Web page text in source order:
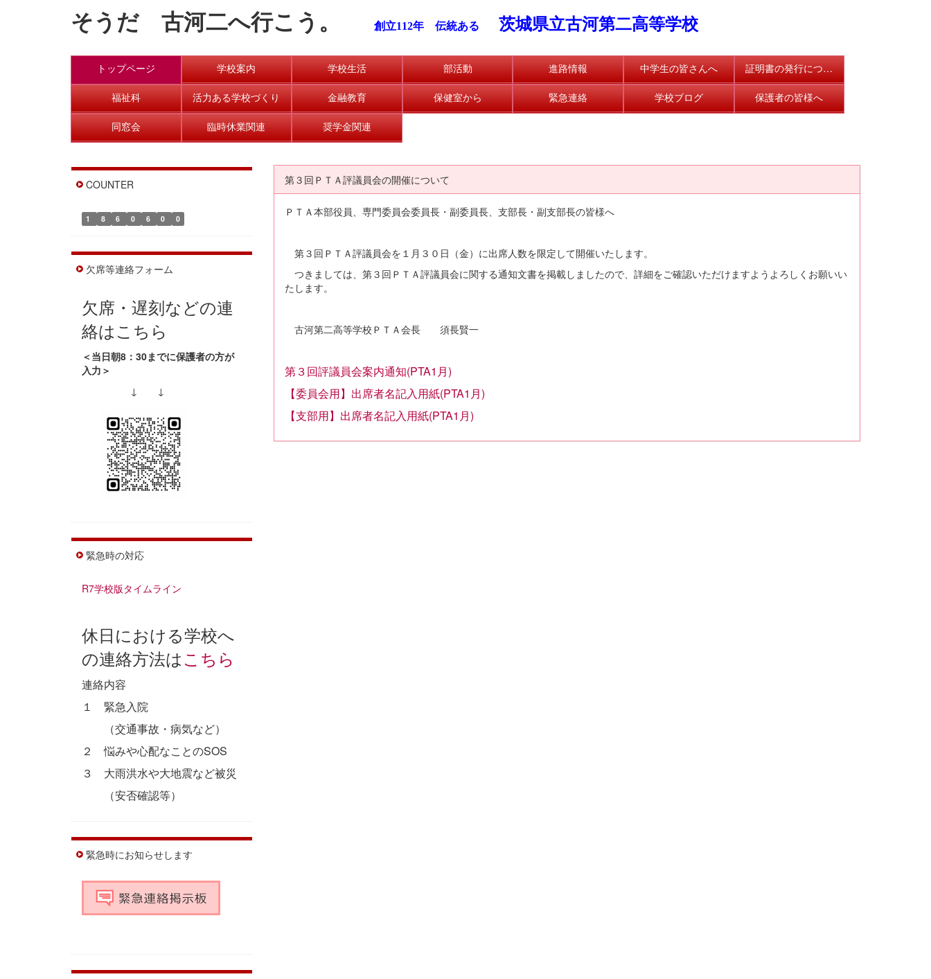
そうだ 古河二へ行こう。 創立112年 伝統ある 茨城県立古河第二高等学校
トップページ 学校案内 学校生活 部活動 進路情報 中学生の皆さんへ 証明書の発行について
福祉科 活力ある学校づくり 金融教育 保健室から 緊急連絡 学校ブログ 保護者の皆様へ
同窓会 臨時休業関連 奨学金関連
第３回ＰＴＡ評議員会の開催について
ＰＴＡ本部役員、専門委員会委員長・副委員長、支部長・副支部長の皆様へ
第３回ＰＴＡ評議員会を１月３０日（金）に出席人数を限定して開催いたします。
つきましては、第３回ＰＴＡ評議員会に関する通知文書を掲載しましたので、詳細をご確認いただけますようよろしくお願いい
たします。
古河第二高等学校ＰＴＡ会長 須長賢一
第３回評議員会案内通知(PTA1月)
【委員会用】出席者名記入用紙(PTA1月)
【支部用】出席者名記入用紙(PTA1月)
COUNTER
1 8 6 0 6 0 0
欠席等連絡フォーム
欠席・遅刻などの連
絡はこちら
＜当日朝8：30までに保護者の方が
入力＞
↓ ↓
緊急時の対応
R7学校版タイムライン
休日における学校へ
の連絡方法はこちら
連絡内容
１ 緊急入院
（交通事故・病気など）
２ 悩みや心配なことのSOS
３ 大雨洪水や大地震など被災
（安否確認等）
緊急時にお知らせします